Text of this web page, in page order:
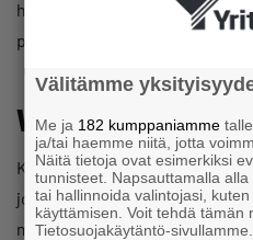
hinnoittelun voi ostaa
peritä.
Vähän hullu täytyy
Korona iski myös Sakuraan, ja
jouduttiin sulkemaan
mennessä liikevaihdon
Välitämme
Me ja 182 kumppaniamme
ja/tai haemme niitä, jotta
Näitä tietoja ovat esimerkiksi
tunnisteet. Napsauttamalla
tai hallinnoida valintojasi,
käyttämisen. Voit tehdä tämän
Tietosuojakäytäntö-